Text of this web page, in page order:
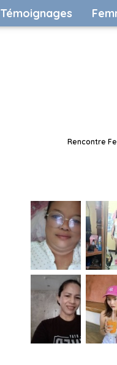
Témoignages
Rencontre